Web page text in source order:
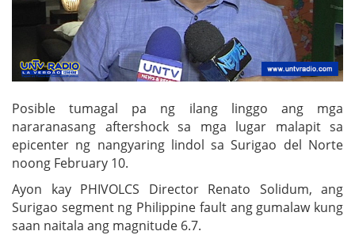
Posible tumagal pa ng ilang linggo ang mga
nararanasang aftershock sa mga lugar malapit sa
epicenter ng nangyaring lindol sa Surigao del Norte
noong February 10.
Ayon kay PHIVOLCS Director Renato Solidum, ang
Surigao segment ng Philippine fault ang gumalaw kung
saan naitala ang magnitude 6.7.